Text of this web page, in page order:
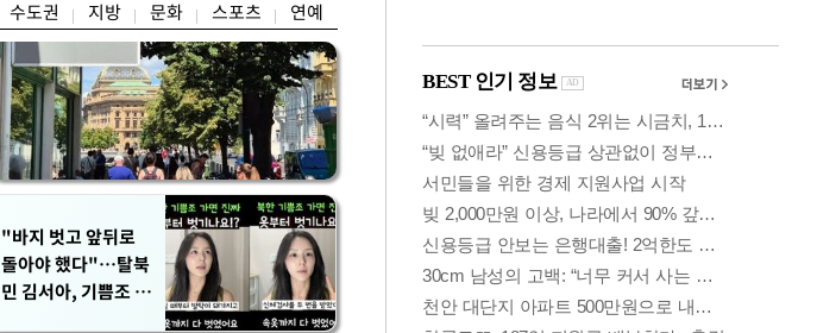
수도권 지방 문화 스포츠 연예
"바지 벗고 앞뒤로
돌아야 했다"…탈북
민 김서아, 기쁨조 검